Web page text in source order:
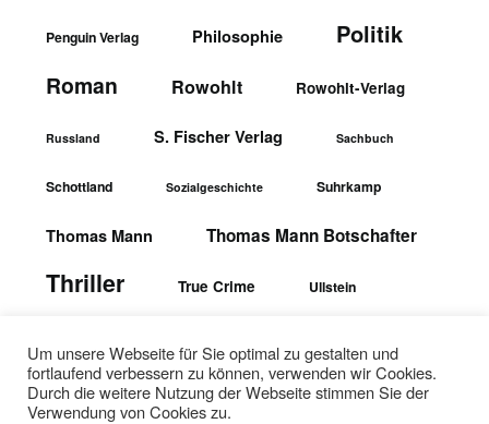
Penguin Verlag Philosophie Politik
Roman Rowohlt Rowohlt-Verlag
Russland S. Fischer Verlag Sachbuch
Schottland Sozialgeschichte Suhrkamp
Thomas Mann Thomas Mann Botschafter
Thriller True Crime Ullstein
Um unsere Webseite für Sie optimal zu gestalten und
fortlaufend verbessern zu können, verwenden wir Cookies.
Durch die weitere Nutzung der Webseite stimmen Sie der
Verwendung von Cookies zu.